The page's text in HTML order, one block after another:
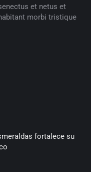
et netus et
morbi tristique
fortalece su